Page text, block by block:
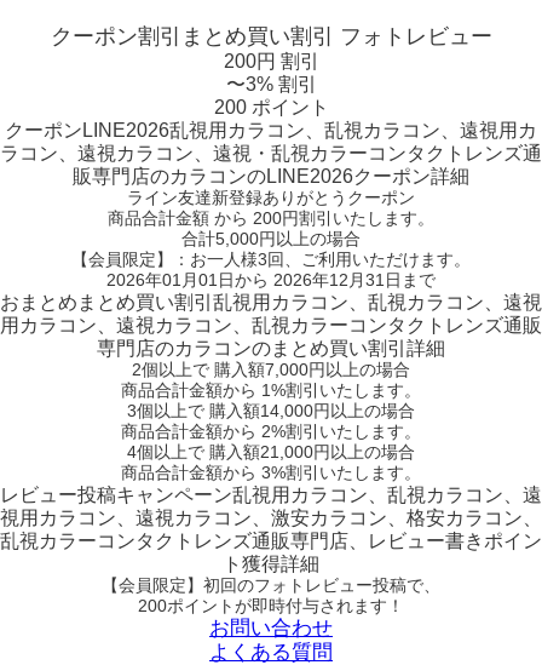
クーポン割引 まとめ買い割引 フォトレビュー
200円 割引
〜3% 割引
200 ポイント
クーポン LINE2026乱視用カラコン、乱視カラコン、遠視用カ
ラコン、遠視カラコン、遠視・乱視カラーコンタクトレンズ通
販専門店のカラコンのLINE2026クーポン詳細
ライン友達新登録ありがとうクーポン
商品合計金額 から 200円割引 いたします。
合計5,000円以上の場合
【会員限定】：お一人様3回
、ご利用いただけます。
2026年01月01日から 2026年12月31日まで
おまとめ まとめ買い割引 乱視用カラコン、乱視カラコン、遠視
用カラコン、遠視カラコン、乱視カラーコンタクトレンズ通販
専門店のカラコンのまとめ買い割引詳細
2個以上で 購入額7,000円以上の場合
商品合計金額から 1%割引いたします。
3個以上で 購入額14,000円以上の場合
商品合計金額から 2%割引いたします。
4個以上で 購入額21,000円以上の場合
商品合計金額から 3%割引いたします。
レビュー投稿キャンペーン乱視用カラコン、乱視カラコン、遠
視用カラコン、遠視カラコン、激安カラコン、格安カラコン、
乱視カラーコンタクトレンズ通販専門店、レビュー書きポイン
ト獲得詳細
【会員限定】初回のフォトレビュー投稿で、
200ポイントが即時付与されます！
お問い合わせ
よくある質問